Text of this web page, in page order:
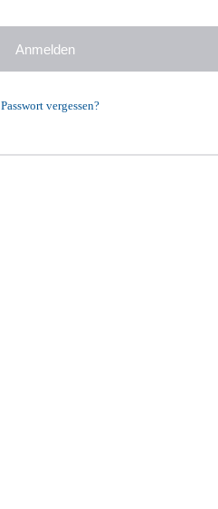
Passwort vergessen?